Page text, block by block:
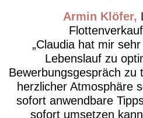
Armin Klöfer
Claudia hat mir
Lebenslauf zu
Bewerbungsgespräch zu
herzlicher Atmosphäre
sofort anwendbare
sofort umsetzen